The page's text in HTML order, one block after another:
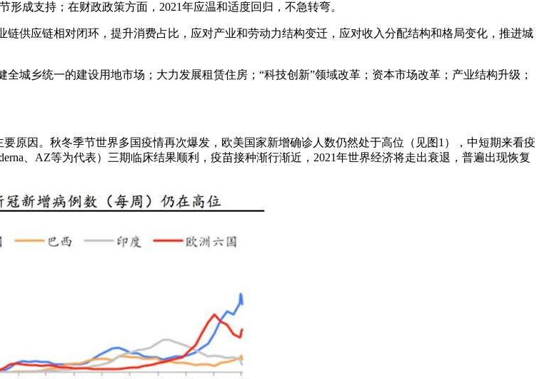
成支持；在财政政策方面，2021年应温和适度回归，不急转弯。
供应链相对闭环，提升消费占比，应对产业和劳动力结构变迁，应对收入分配结构和格局变化，推进城
城乡统一的建设用地市场；大力发展租赁住房；“科技创新”领域改革；资本市场改革；产业结构升级；
原因。秋冬季节世界多国疫情再次爆发，欧美国家新增确诊人数仍然处于高位（见图1），中短期来看疫
、AZ等为代表）三期临床结果顺利，疫苗接种渐行渐近，2021年世界经济将走出衰退，普遍出现恢复